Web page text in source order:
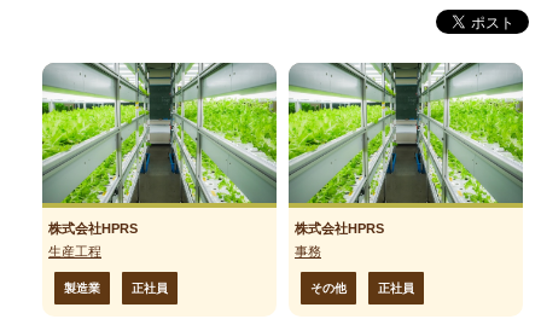
株式会社HPRS
生産工程
製造業 正社員
株式会社HPRS
事務
その他 正社員